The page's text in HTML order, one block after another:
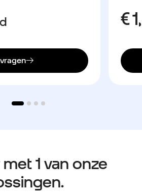
1 van onze